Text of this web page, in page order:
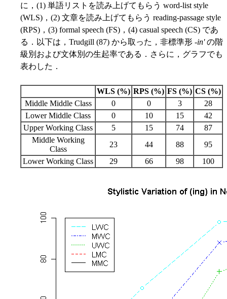
に，(1) 単語リストを読み上げてもらう word-list style
(WLS)，(2) 文章を読み上げてもらう reading-passage style
(RPS)，(3) formal speech (FS)，(4) casual speech (CS) であ
る．以下は，Trudgill (87) から取った，非標準形 -in'の階
級別および文体別の生起率である．さらに，グラフでも
表わした．
WLS (%) RPS (%) FS (%) CS (%)
Middle Middle Class
0 0 3
28
Lower Middle Class
0 10 15
42
Upper Working Class
5 15 74
87
Middle Working
Class
23 44 88
95
Lower Working Class
29 66 98 100